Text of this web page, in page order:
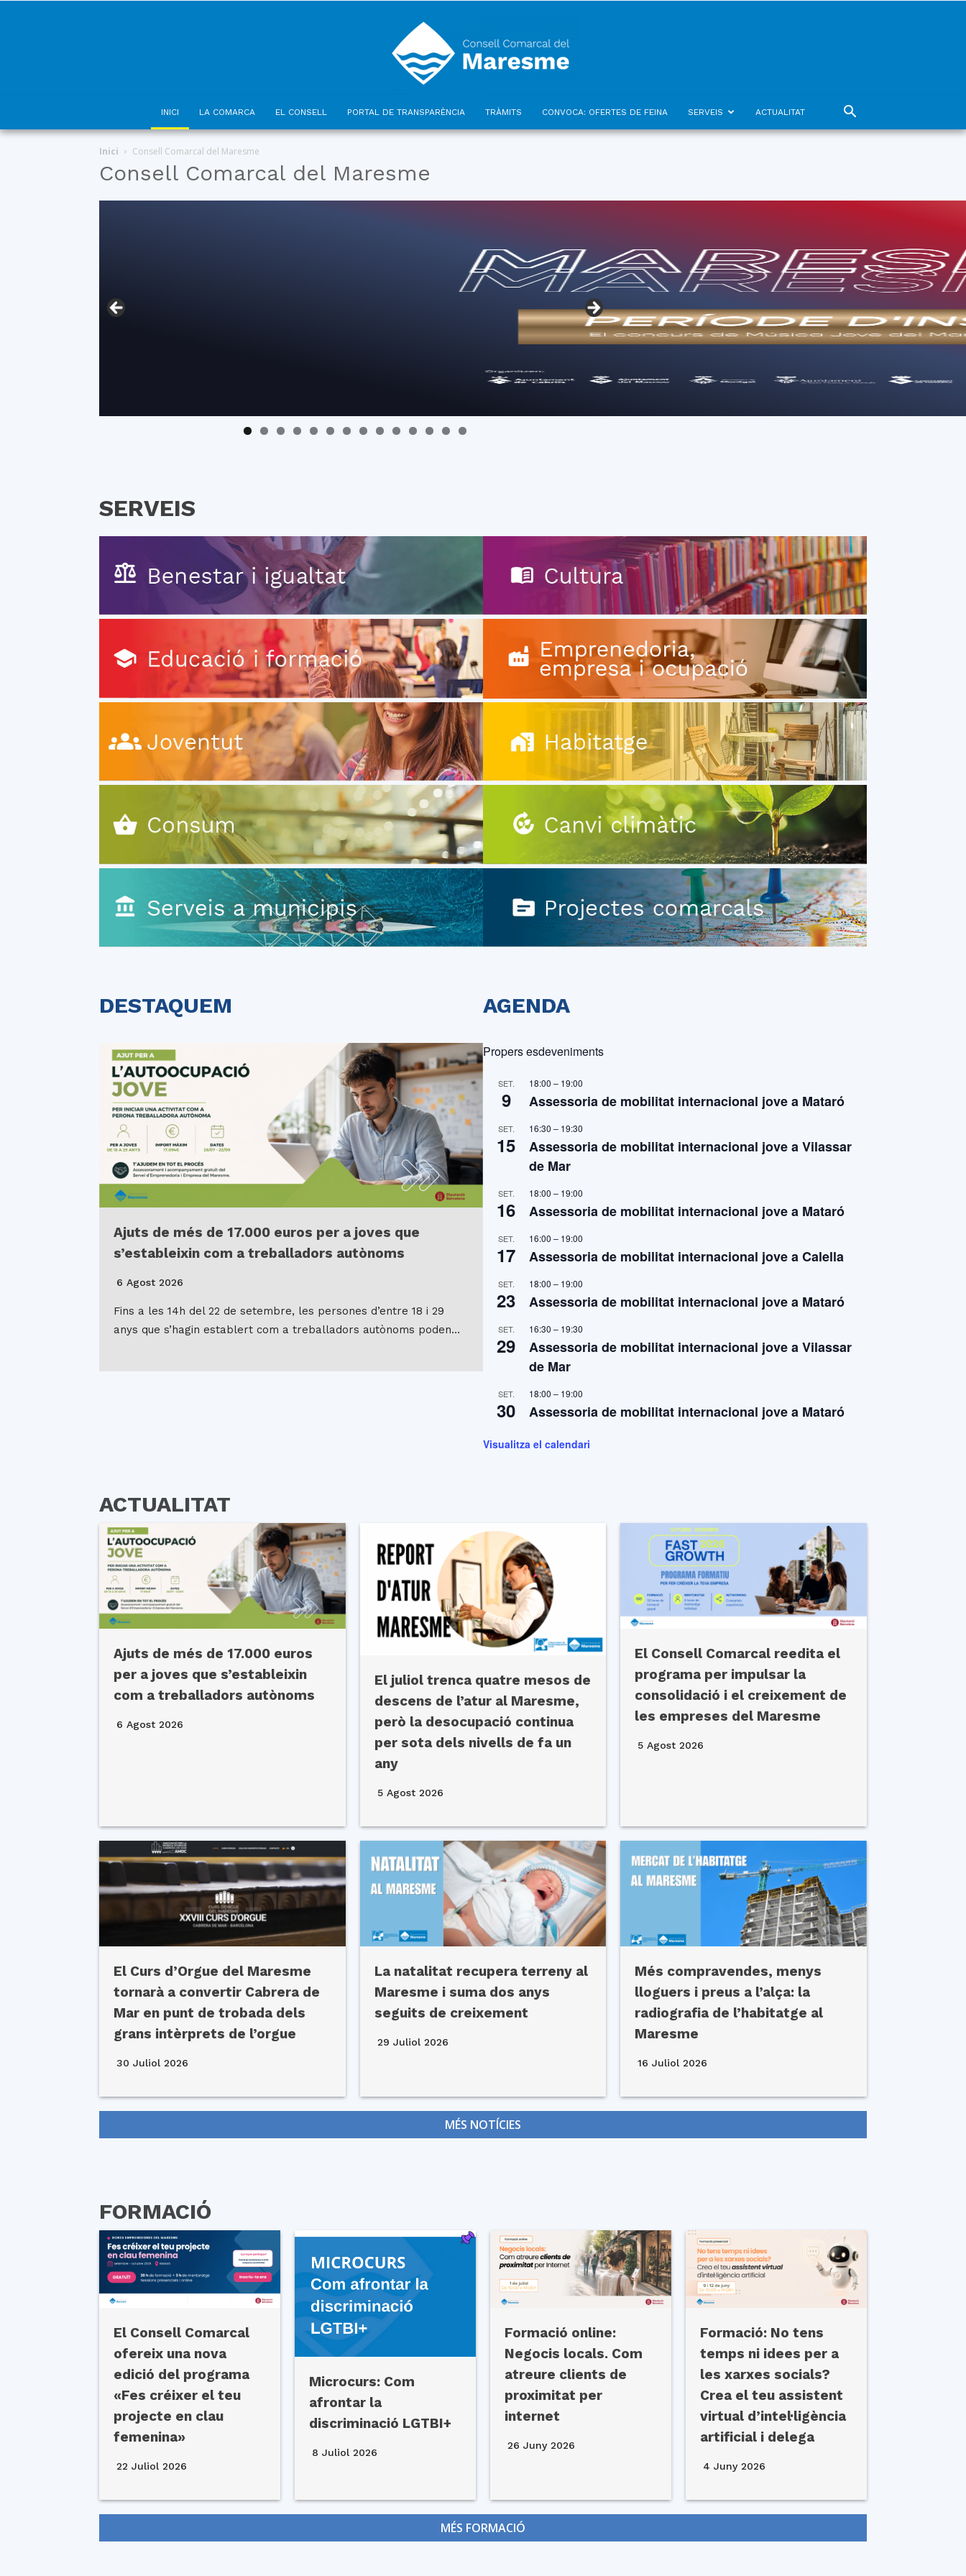
INICI LA COMARCA EL CONSELL PORTAL DE TRANSPARÈNCIA TRÀMITS CONVOCA: OFERTES DE FEINA SERVEIS ACTUALITAT
Inici Consell Comarcal del Maresme
Consell Comarcal del Maresme
0 1 2 3 4
08
agost
SERVEIS
DESTAQUEM
Ajuts de més de 17.000 euros per a joves que
s’estableixin com a treballadors autònoms
6 Agost 2026
Fins a les 14h del 22 de setembre, les persones d’entre 18 i 29
anys que s’hagin establert com a treballadors autònoms poden…
AGENDA
Propers esdeveniments
SET.
9
18:00 – 19:00
Assessoria de mobilitat internacional jove a Mataró
SET.
15
16:30 – 19:30
Assessoria de mobilitat internacional jove a Vilassar
de Mar
SET.
16
18:00 – 19:00
Assessoria de mobilitat internacional jove a Mataró
SET.
17
16:00 – 19:00
Assessoria de mobilitat internacional jove a Calella
SET.
23
18:00 – 19:00
Assessoria de mobilitat internacional jove a Mataró
SET.
29
16:30 – 19:30
Assessoria de mobilitat internacional jove a Vilassar
de Mar
SET.
30
18:00 – 19:00
Assessoria de mobilitat internacional jove a Mataró
Visualitza el calendari
ACTUALITAT
Ajuts de més de 17.000 euros
per a joves que s’estableixin
com a treballadors autònoms
6 Agost 2026
El juliol trenca quatre mesos de
descens de l’atur al Maresme,
però la desocupació continua
per sota dels nivells de fa un
any
5 Agost 2026
El Consell Comarcal reedita el
programa per impulsar la
consolidació i el creixement de
les empreses del Maresme
5 Agost 2026
El Curs d’Orgue del Maresme
tornarà a convertir Cabrera de
Mar en punt de trobada dels
grans intèrprets de l’orgue
30 Juliol 2026
La natalitat recupera terreny al
Maresme i suma dos anys
seguits de creixement
29 Juliol 2026
Més compravendes, menys
lloguers i preus a l’alça: la
radiografia de l’habitatge al
Maresme
16 Juliol 2026
MÉS NOTÍCIES
FORMACIÓ
El Consell Comarcal
ofereix una nova
edició del programa
«Fes créixer el teu
projecte en clau
femenina»
22 Juliol 2026
Microcurs: Com
afrontar la
discriminació LGTBI+
8 Juliol 2026
Formació online:
Negocis locals. Com
atreure clients de
proximitat per
internet
26 Juny 2026
Formació: No tens
temps ni idees per a
les xarxes socials?
Crea el teu assistent
virtual d’intel·ligència
artificial i delega
4 Juny 2026
MÉS FORMACIÓ